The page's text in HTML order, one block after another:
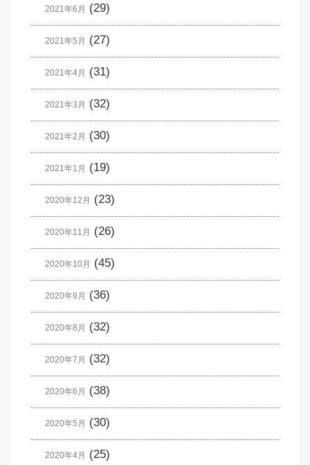
2021年6月 (29)
2021年5月 (27)
2021年4月 (31)
2021年3月 (32)
2021年2月 (30)
2021年1月 (19)
2020年12月 (23)
2020年11月 (26)
2020年10月 (45)
2020年9月 (36)
2020年8月 (32)
2020年7月 (32)
2020年6月 (38)
2020年5月 (30)
2020年4月 (25)